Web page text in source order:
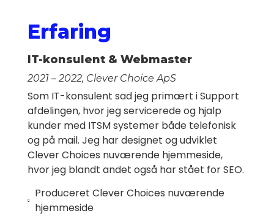
Erfaring
IT-konsulent & Webmaster
2021 – 2022, Clever Choice ApS
Som IT-konsulent sad jeg primært i Support
afdelingen, hvor jeg servicerede og hjalp
kunder med ITSM systemer både telefonisk
og på mail. Jeg har designet og udviklet
Clever Choices nuværende hjemmeside,
hvor jeg blandt andet også har stået for SEO.
Produceret Clever Choices nuværende
hjemmeside